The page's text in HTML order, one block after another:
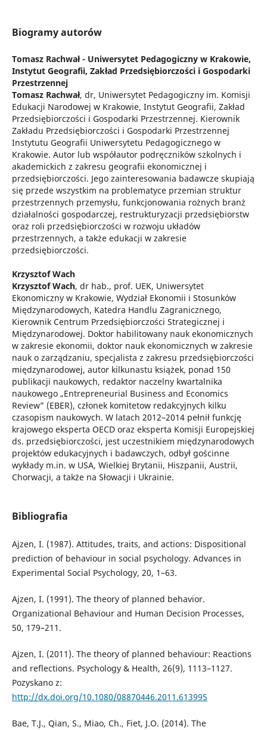
Biogramy autorów
Tomasz Rachwał - Uniwersytet Pedagogiczny w Krakowie,
Instytut Geografii, Zakład Przedsiębiorczości i Gospodarki
Przestrzennej
Tomasz Rachwał, dr, Uniwersytet Pedagogiczny im. Komisji
Edukacji Narodowej w Krakowie, Instytut Geografii, Zakład
Przedsiębiorczości i Gospodarki Przestrzennej. Kierownik
Zakładu Przedsiębiorczości i Gospodarki Przestrzennej
Instytutu Geografii Uniwersytetu Pedagogicznego w
Krakowie. Autor lub współautor podręczników szkolnych i
akademickich z zakresu geografii ekonomicznej i
przedsiębiorczości. Jego zainteresowania badawcze skupiają
się przede wszystkim na problematyce przemian struktur
przestrzennych przemysłu, funkcjonowania rożnych branż
działalności gospodarczej, restrukturyzacji przedsiębiorstw
oraz roli przedsiębiorczości w rozwoju układów
przestrzennych, a także edukacji w zakresie
przedsiębiorczości.
Krzysztof Wach
Krzysztof Wach, dr hab., prof. UEK, Uniwersytet
Ekonomiczny w Krakowie, Wydział Ekonomii i Stosunków
Międzynarodowych, Katedra Handlu Zagranicznego,
Kierownik Centrum Przedsiębiorczości Strategicznej i
Międzynarodowej. Doktor habilitowany nauk ekonomicznych
w zakresie ekonomii, doktor nauk ekonomicznych w zakresie
nauk o zarządzaniu, specjalista z zakresu przedsiębiorczości
międzynarodowej, autor kilkunastu książek, ponad 150
publikacji naukowych, redaktor naczelny kwartalnika
naukowego „Entrepreneurial Business and Economics
Review” (EBER), członek komitetow redakcyjnych kilku
czasopism naukowych. W latach 2012–2014 pełnił funkcję
krajowego eksperta OECD oraz eksperta Komisji Europejskiej
ds. przedsiębiorczości, jest uczestnikiem międzynarodowych
projektów edukacyjnych i badawczych, odbył gościnne
wykłady m.in. w USA, Wielkiej Brytanii, Hiszpanii, Austrii,
Chorwacji, a także na Słowacji i Ukrainie.
Bibliografia
Ajzen, I. (1987). Attitudes, traits, and actions: Dispositional
prediction of behaviour in social psychology. Advances in
Experimental Social Psychology, 20, 1–63.
Ajzen, I. (1991). The theory of planned behavior.
Organizational Behaviour and Human Decision Processes,
50, 179–211.
Ajzen, I. (2011). The theory of planned behaviour: Reactions
and reflections. Psychology & Health, 26(9), 1113–1127.
Pozyskano z:
http://dx.doi.org/10.1080/08870446.2011.613995
Bae, T.J., Qian, S., Miao, Ch., Fiet, J.O. (2014). The